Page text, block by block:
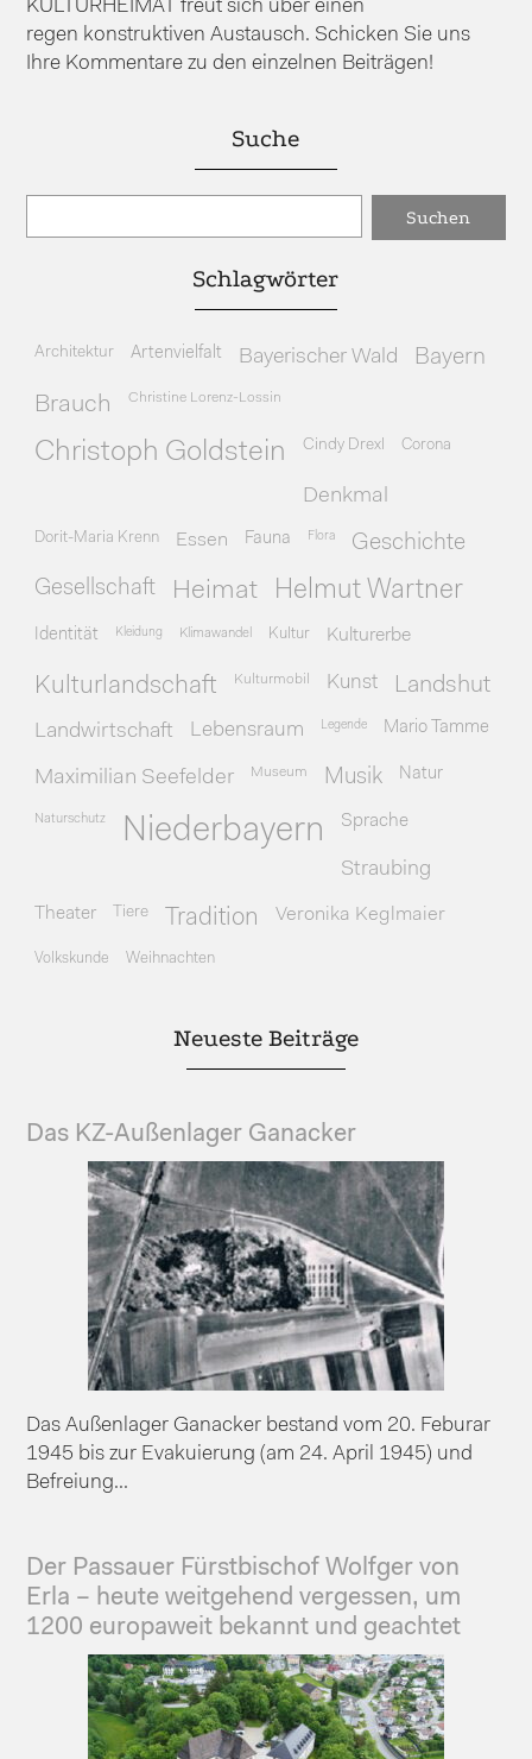
KULTURHEIMAT freut sich über einen
regen konstruktiven Austausch. Schicken Sie uns
Ihre Kommentare zu den einzelnen Beiträgen!
Suche
Schlagwörter
Architektur Artenvielfalt Bayerischer Wald Bayern
Brauch Christine Lorenz-Lossin
Christoph Goldstein Cindy Drexl Corona
Denkmal
Dorit-Maria Krenn Essen Fauna Flora Geschichte
Gesellschaft Heimat Helmut Wartner
Identität Kleidung Klimawandel Kultur Kulturerbe
Kulturlandschaft Kulturmobil Kunst Landshut
Landwirtschaft Lebensraum Legende Mario Tamme
Maximilian Seefelder Museum Musik Natur
Naturschutz Niederbayern Sprache
Straubing
Theater Tiere Tradition Veronika Keglmaier
Volkskunde Weihnachten
Neueste Beiträge
Das KZ-Außenlager Ganacker
Das Außenlager Ganacker bestand vom 20. Feburar
1945 bis zur Evakuierung (am 24. April 1945) und
Befreiung...
Der Passauer Fürstbischof Wolfger von
Erla – heute weitgehend vergessen, um
1200 europaweit bekannt und geachtet